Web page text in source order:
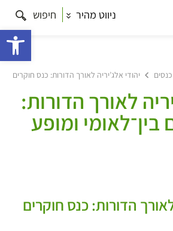
ניווט מהיר חיפוש
כנסים
יהודי אלג’יריה לאורך הדורות: כנס חוקרים
לאורך הדורות:
בין־לאומי ומופע
הדורות: כנס חוקרים